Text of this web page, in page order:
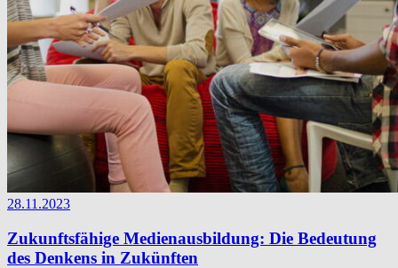
28.11.2023
Zukunftsfähige Medienausbildung: Die Bedeutung
des Denkens in Zukünften